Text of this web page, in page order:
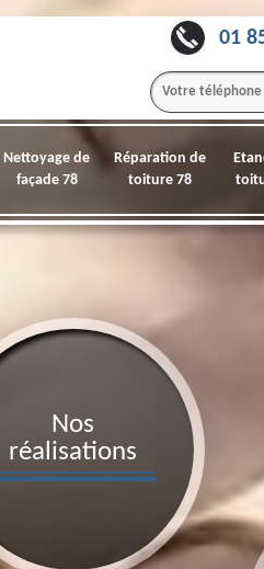
01
Nettoyage de
façade 78
Réparation de
toiture 78
Nos
réalisations